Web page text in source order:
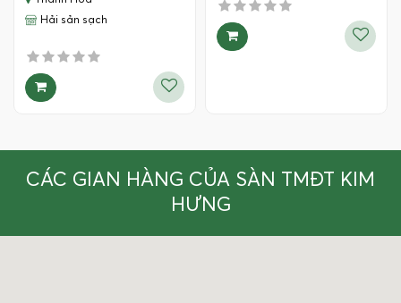
Hải sản sạch
CÁC GIAN HÀNG CỦA SÀN TMĐT KIM
HƯNG